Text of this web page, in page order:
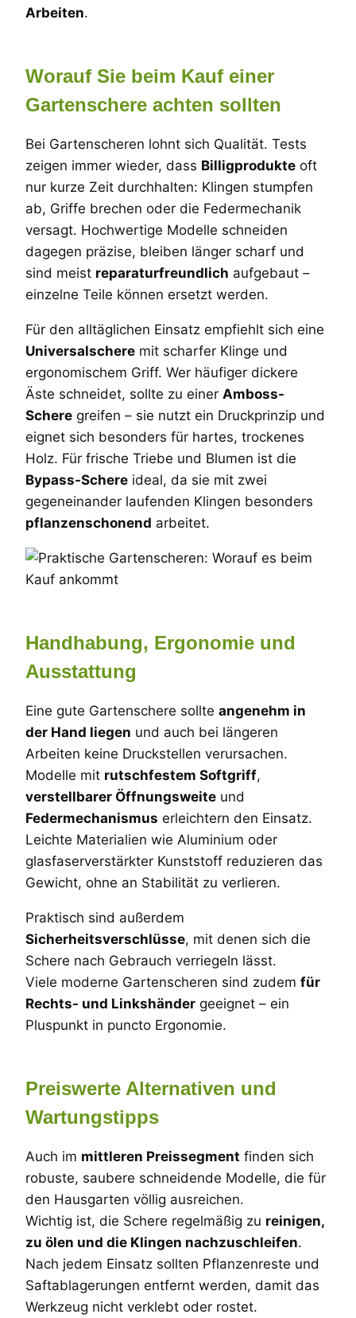
Arbeiten.
Worauf Sie beim Kauf einer
Gartenschere achten sollten
Bei Gartenscheren lohnt sich Qualität. Tests
zeigen immer wieder, dass Billigprodukte oft
nur kurze Zeit durchhalten: Klingen stumpfen
ab, Griffe brechen oder die Federmechanik
versagt. Hochwertige Modelle schneiden
dagegen präzise, bleiben länger scharf und
sind meist reparaturfreundlich aufgebaut –
einzelne Teile können ersetzt werden.
Für den alltäglichen Einsatz empfiehlt sich eine
Universalschere mit scharfer Klinge und
ergonomischem Griff. Wer häufiger dickere
Äste schneidet, sollte zu einer Amboss-
Schere greifen – sie nutzt ein Druckprinzip und
eignet sich besonders für hartes, trockenes
Holz. Für frische Triebe und Blumen ist die
Bypass-Schere ideal, da sie mit zwei
gegeneinander laufenden Klingen besonders
pflanzenschonend arbeitet.
Handhabung, Ergonomie und
Ausstattung
Eine gute Gartenschere sollte angenehm in
der Hand liegen und auch bei längeren
Arbeiten keine Druckstellen verursachen.
Modelle mit rutschfestem Softgriff,
verstellbarer Öffnungsweite und
Federmechanismus erleichtern den Einsatz.
Leichte Materialien wie Aluminium oder
glasfaserverstärkter Kunststoff reduzieren das
Gewicht, ohne an Stabilität zu verlieren.
Praktisch sind außerdem
Sicherheitsverschlüsse, mit denen sich die
Schere nach Gebrauch verriegeln lässt.
Viele moderne Gartenscheren sind zudem für
Rechts- und Linkshänder geeignet – ein
Pluspunkt in puncto Ergonomie.
Preiswerte Alternativen und
Wartungstipps
Auch im mittleren Preissegment finden sich
robuste, saubere schneidende Modelle, die für
den Hausgarten völlig ausreichen.
Wichtig ist, die Schere regelmäßig zu reinigen,
zu ölen und die Klingen nachzuschleifen.
Nach jedem Einsatz sollten Pflanzenreste und
Saftablagerungen entfernt werden, damit das
Werkzeug nicht verklebt oder rostet.